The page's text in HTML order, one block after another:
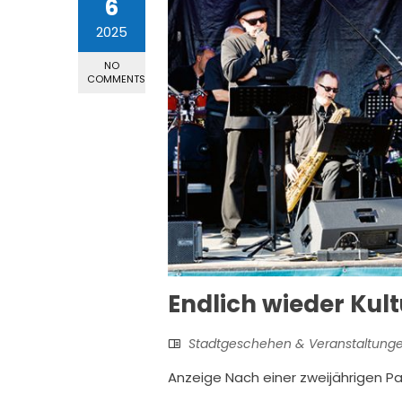
6
2025
NO
COMMENTS
Endlich wieder
Stadtgeschehen &
Anzeige Nach einer zweijährigen